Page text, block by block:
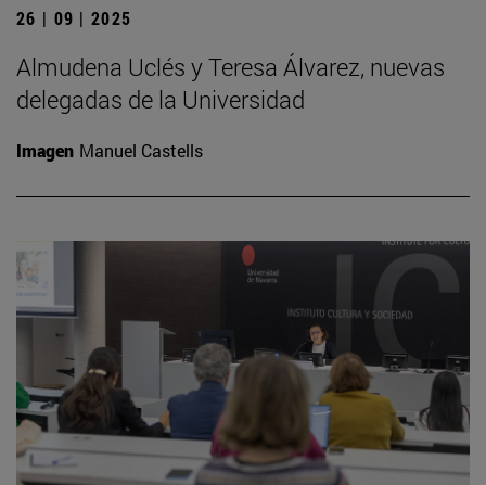
26 | 09 | 2025
Almudena Uclés y Teresa Álvarez, nuevas
delegadas de la Universidad
Imagen Manuel Castells